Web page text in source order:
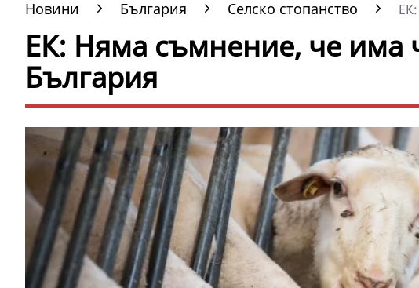
Новини България Селско стопанство
ЕК: Няма съмнение, че има
България